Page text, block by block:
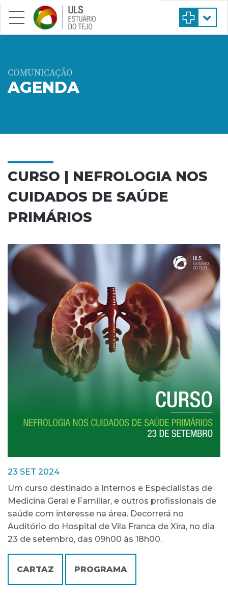
Saltar para conteúdo principal
COMUNICAÇÃO
AGENDA
CURSO | NEFROLOGIA NOS
CUIDADOS DE SAÚDE
PRIMÁRIOS
23 SET 2024
Um curso destinado a Internos e Especialistas de
Medicina Geral e Familiar, e outros profissionais de
saúde com interesse na área. Decorrerá no
Auditório do Hospital de Vila Franca de Xira, no dia
23 de setembro, das 09h00 às 18h00.
CARTAZ PROGRAMA